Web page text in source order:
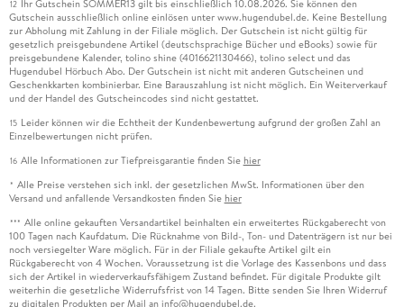
12 Ihr Gutschein SOMMER13 gilt bis einschließlich 10.08.2026. Sie können den
Gutschein ausschließlich online einlösen unter www.hugendubel.de. Keine Bestellung
zur Abholung mit Zahlung in der Filiale möglich. Der Gutschein ist nicht gültig für
gesetzlich preisgebundene Artikel (deutschsprachige Bücher und eBooks) sowie für
preisgebundene Kalender, tolino shine (4016621130466), tolino select und das
Hugendubel Hörbuch Abo. Der Gutschein ist nicht mit anderen Gutscheinen und
Geschenkkarten kombinierbar. Eine Barauszahlung ist nicht möglich. Ein Weiterverkauf
und der Handel des Gutscheincodes sind nicht gestattet.
15 Leider können wir die Echtheit der Kundenbewertung aufgrund der großen Zahl an
Einzelbewertungen nicht prüfen.
16 Alle Informationen zur Tiefpreisgarantie finden Sie hier
* Alle Preise verstehen sich inkl. der gesetzlichen MwSt. Informationen über den
Versand und anfallende Versandkosten finden Sie hier
*** Alle online gekauften Versandartikel beinhalten ein erweitertes Rückgaberecht von
100 Tagen nach Kaufdatum. Die Rücknahme von Bild-, Ton- und Datenträgern ist nur bei
noch versiegelter Ware möglich. Für in der Filiale gekaufte Artikel gilt ein
Rückgaberecht von 4 Wochen. Voraussetzung ist die Vorlage des Kassenbons und dass
sich der Artikel in wiederverkaufsfähigem Zustand befindet. Für digitale Produkte gilt
weiterhin die gesetzliche Widerrufsfrist von 14 Tagen. Bitte senden Sie Ihren Widerruf
zu digitalen Produkten per Mail an info@hugendubel.de.